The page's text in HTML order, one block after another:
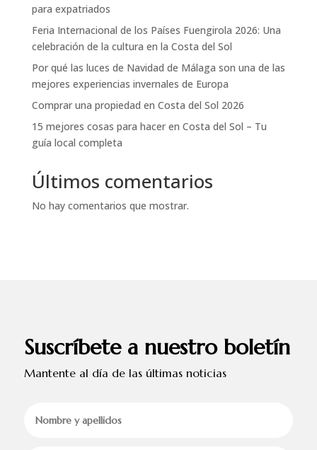
para expatriados
Feria Internacional de los Países Fuengirola 2026: Una
celebración de la cultura en la Costa del Sol
Por qué las luces de Navidad de Málaga son una de las
mejores experiencias invernales de Europa
Comprar una propiedad en Costa del Sol 2026
15 mejores cosas para hacer en Costa del Sol – Tu
guía local completa
Últimos comentarios
No hay comentarios que mostrar.
Suscríbete a nuestro boletín
Mantente al día de las últimas noticias